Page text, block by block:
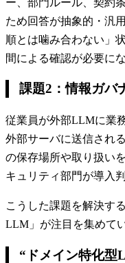
ため回答が抽象的・汎
順とは噛み合わない」
間による確認が必要に
課題2：情報ガバ
従業員が外部LLMに業
外部サーバに送信され
の保存場所や取り扱い
キュリティ部門が導入
こうした課題を解決す
LLM」が注目を集めて
“ドメイン特化